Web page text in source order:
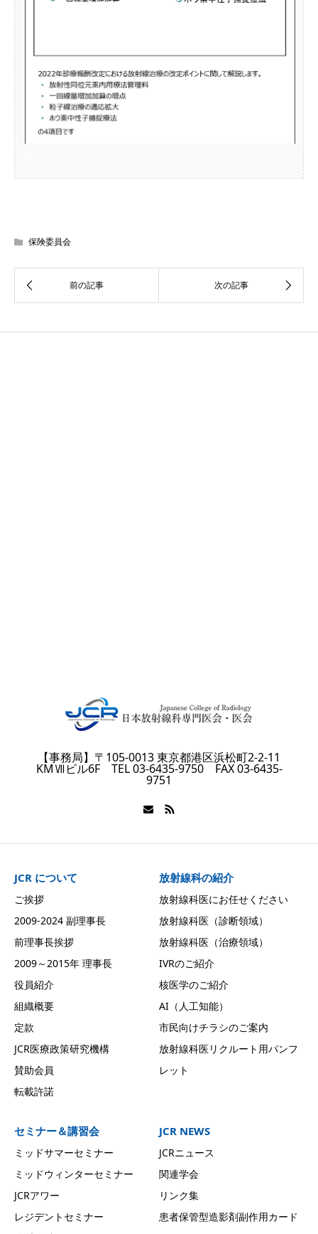
保険委員会
【事務局】〒105-0013 東京都港区浜松町2-2-11
KMⅦビル6F TEL 03-6435-9750 FAX 03-6435-
9751
JCR について
ご挨拶
2009-2024 副理事長
前理事長挨拶
2009～2015年 理事長
役員紹介
組織概要
定款
JCR医療政策研究機構
賛助会員
転載許諾
放射線科の紹介
放射線科医にお任せください
放射線科医（診断領域）
放射線科医（治療領域）
IVRのご紹介
核医学のご紹介
AI（人工知能）
市民向けチラシのご案内
放射線科医リクルート用パンフ
レット
セミナー＆講習会
ミッドサマーセミナー
ミッドウィンターセミナー
JCRアワー
レジデントセミナー
JCR NEWS
JCRニュース
関連学会
リンク集
患者保管型造影剤副作用カード